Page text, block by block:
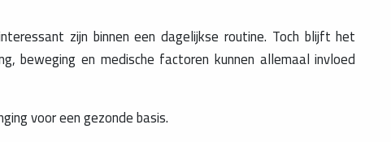
zijn binnen een dagelijkse routine. Toch blijft het
beweging en medische factoren kunnen allemaal invloed
voor een gezonde basis.